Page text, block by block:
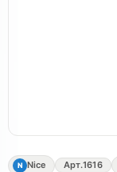
N Nice Арт.1616